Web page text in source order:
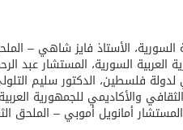
الأستاذ فايز شاهي –
العربية السورية، المستشار عبد
لدولة فلسطين، الدكتور سليم
والأكاديمي للجمهورية
أمانويل أموبي – الملحق